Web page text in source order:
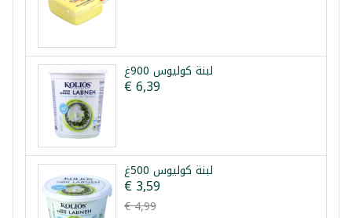
لبنة كوليوس 900غ
€ 6,39
لبنة كوليوس 500غ
€ 3,59
€ 4,99